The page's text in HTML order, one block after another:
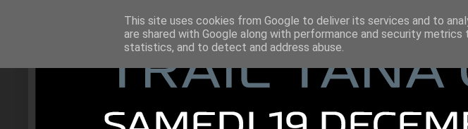
This site uses cookies from Google to deliver its services and to
are shared with Google along with performance and security
statistics, and to detect and address abuse.